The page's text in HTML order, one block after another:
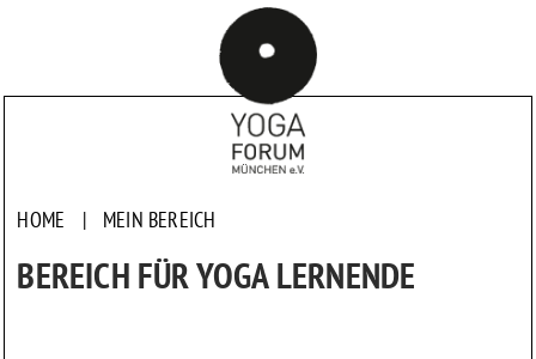
HOME | MEIN BEREICH
BEREICH FÜR YOGA LERNENDE